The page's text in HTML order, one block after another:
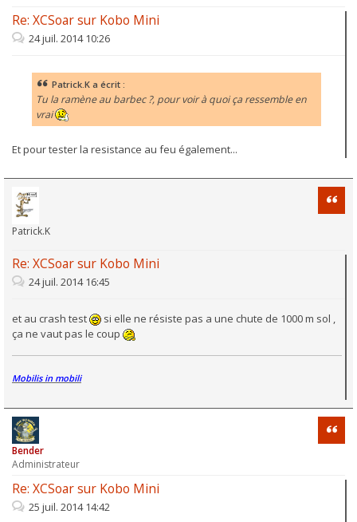
Re: XCSoar sur Kobo Mini
24 juil. 2014 10:26
Patrick.K a écrit :
Tu la ramène au barbec ?, pour voir à quoi ça ressemble en
vrai
Et pour tester la resistance au feu également...
Patrick.K
Re: XCSoar sur Kobo Mini
24 juil. 2014 16:45
et au crash test
si elle ne résiste pas a une chute de 1000 m sol ,
ça ne vaut pas le coup
Mobilis in mobili
Bender
Administrateur
Re: XCSoar sur Kobo Mini
25 juil. 2014 14:42